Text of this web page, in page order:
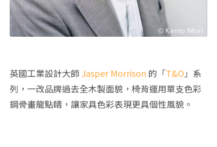
英國工業設計大師Jasper Morrison 的「T&O 」系
列，一改品牌過去全木製面貌，椅背運用單支色彩
鋼骨畫龍點睛，讓家具色彩表現更具個性風貌。